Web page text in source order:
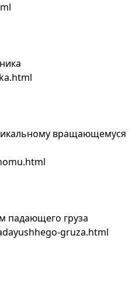
вращающемуся
падающего груза
gruza.html